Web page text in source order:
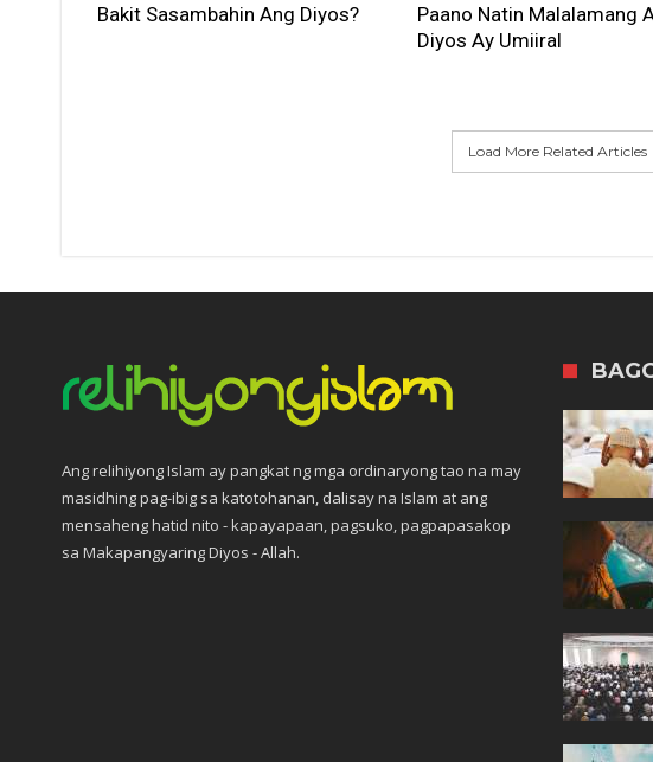
Bakit Sasambahin Ang Diyos?
Paano Natin Malalamang
Diyos Ay Umiiral
Load More Related Articles
Ang relihiyong Islam ay pangkat ng mga ordinaryong tao na may
masidhing pag-ibig sa katotohanan, dalisay na Islam at ang
mensaheng hatid nito - kapayapaan, pagsuko, pagpapasakop
sa Makapangyaring Diyos - Allah.